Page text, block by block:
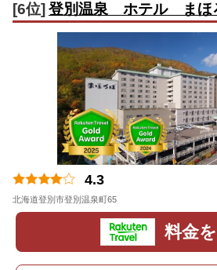
[6位] 登別温泉 ホテル まほ
4.3
北海道登別市登別温泉町65
料金